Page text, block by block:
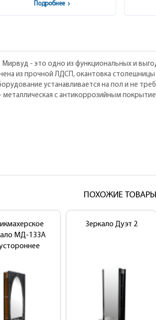
Подробнее ›
- это одно из функциональных и
из прочной ЛДСП, окантовка
устанавливается на пол и не
с антикоррозийным
ПОХОЖИЕ ТОВАРЫ
МД-133А
Зеркало Дуэт 2